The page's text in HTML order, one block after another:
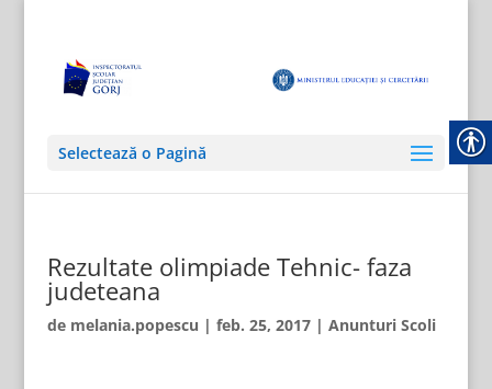
Selectează o Pagină
Rezultate olimpiade Tehnic- faza
judeteana
de melania.popescu | feb. 25, 2017| Anunturi Scoli